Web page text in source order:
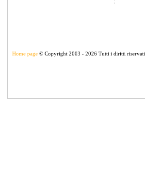
Home page © Copyright 2003 - 2026 Tutti i diritti riservati.